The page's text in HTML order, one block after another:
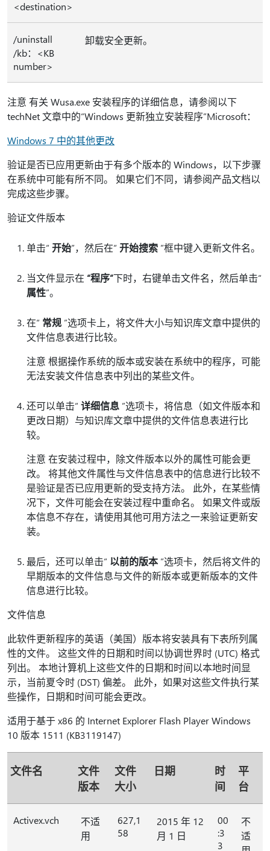
<destination>
/uninstall
/kb：<KB
number>
卸载安全更新。
注意 有关 Wusa.exe 安装程序的详细信息，请参阅以下
techNet 文章中的“Windows 更新独立安装程序”Microsoft：
Windows 7 中的其他更改
验证是否已应用更新由于有多个版本的 Windows，以下步骤
在系统中可能有所不同。 如果它们不同，请参阅产品文档以
完成这些步骤。
验证文件版本
单击“ 开始”，然后在“ 开始搜索 ”框中键入更新文件名。
当文件显示在 “程序”下时，右键单击文件名，然后单击“
属性”。
在“ 常规 ”选项卡上，将文件大小与知识库文章中提供的
文件信息表进行比较。
注意 根据操作系统的版本或安装在系统中的程序，可能
无法安装文件信息表中列出的某些文件。
还可以单击“ 详细信息 ”选项卡，将信息（如文件版本和
更改日期）与知识库文章中提供的文件信息表进行比
较。
注意 在安装过程中，除文件版本以外的属性可能会更
改。 将其他文件属性与文件信息表中的信息进行比较不
是验证是否已应用更新的受支持方法。 此外，在某些情
况下，文件可能会在安装过程中重命名。 如果文件或版
本信息不存在，请使用其他可用方法之一来验证更新安
装。
最后，还可以单击“ 以前的版本 ”选项卡，然后将文件的
早期版本的文件信息与文件的新版本或更新版本的文件
信息进行比较。
文件信息
此软件更新程序的英语（美国）版本将安装具有下表所列属
性的文件。 这些文件的日期和时间以协调世界时 (UTC) 格式
列出。 本地计算机上这些文件的日期和时间以本地时间显
示，当前夏令时 (DST) 偏差。 此外，如果对这些文件执行某
些操作，日期和时间可能会更改。
适用于基于 x86 的 Internet Explorer Flash Player Windows
10 版本 1511 (KB3119147)
文件名
文件
版本
文件
大小
日期
时
间
平
台
Activex.vch
不适
用
627,1
58
2015 年 12
月 1 日
00
:3
3
不
适